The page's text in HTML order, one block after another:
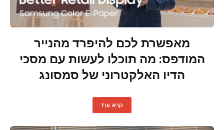
מאפשרת לכם להיפרד מהנייר
המודפס: מה תוכלו לעשות עם מסכי
הדיו האלקטרוני של סמסונג
קרא עוד